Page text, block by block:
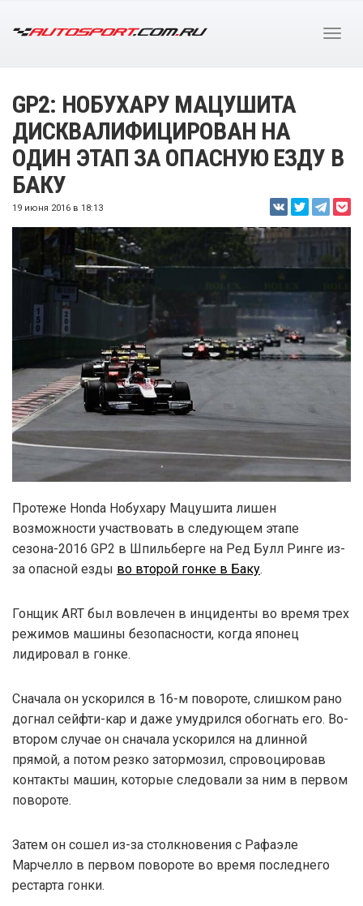
GP2: НОБУХАРУ МАЦУШИТА
ДИСКВАЛИФИЦИРОВАН НА
ОДИН ЭТАП ЗА ОПАСНУЮ ЕЗДУ В
БАКУ
19 июня 2016 в 18:13
Протеже Honda Нобухару Мацушита лишен
возможности участвовать в следующем этапе
сезона-2016 GP2 в Шпильберге на Ред Булл Ринге из-
за опасной езды во второй гонке в Баку.
Гонщик ART был вовлечен в инциденты во время трех
режимов машины безопасности, когда японец
лидировал в гонке.
Сначала он ускорился в 16-м повороте, слишком рано
догнал сейфти-кар и даже умудрился обогнать его. Во-
втором случае он сначала ускорился на длинной
прямой, а потом резко затормозил, спровоцировав
контакты машин, которые следовали за ним в первом
повороте.
Затем он сошел из-за столкновения с Рафаэле
Марчелло в первом повороте во время последнего
рестарта гонки.